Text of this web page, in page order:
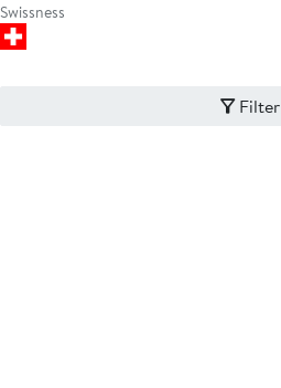
Swissness
Filter